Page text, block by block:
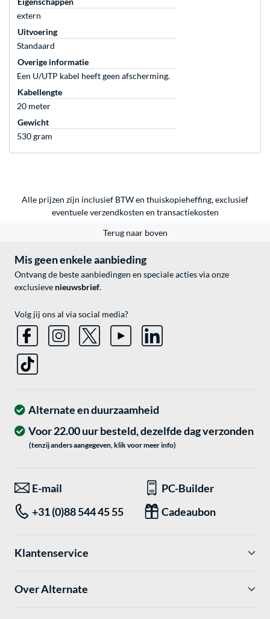
extern
Uitvoering
Standaard
Overige informatie
Een U/UTP kabel heeft geen afscherming.
Kabellengte
20 meter
Gewicht
530 gram
Alle prijzen zijn inclusief BTW en thuiskopieheffing, exclusief
eventueleverzendkosten en transactiekosten
Terug naar boven
Mis geen enkele aanbieding
Ontvang de beste aanbiedingen en speciale acties via onze
exclusieve nieuwsbrief.
Volg jij ons al via social media?
Alternate en duurzaamheid
Voor 22.00 uur besteld, dezelfde dag verzonden
(tenzij anders aangegeven, klik voor meer info)
E-mail
PC-Builder
+31 (0)88 544 45 55
Cadeaubon
Klantenservice
Over Alternate